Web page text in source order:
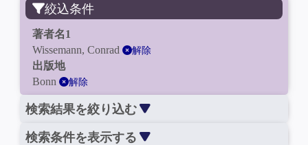
絞込条件
著者名1
Wissemann, Conrad
解除
出版地
Bonn
解除
検索結果を絞り込む
検索条件を表示する